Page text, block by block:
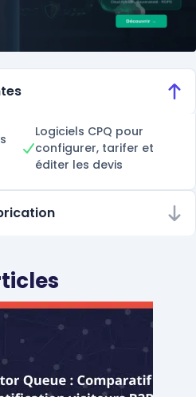
Logiciels CPQ pour
configurer, tarifer et
éditer les devis